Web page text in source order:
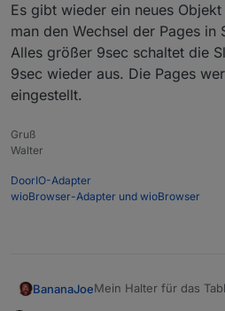
Es gibt wieder ein neues
man den Wechsel der Pages in
Alles größer 9sec schaltet die
9sec wieder aus. Die Pages
eingestellt.
Gruß
Walter
DoorIO-Adapter
wioBrowser-Adapter und wioBrowser
BananaJoeMein Halter für das